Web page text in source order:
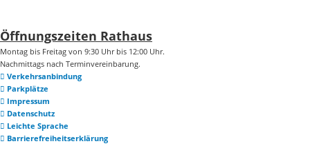
Öffnungszeiten Rathaus
Montag bis Freitag von 9:30 Uhr bis 12:00 Uhr.
Nachmittags nach Terminvereinbarung.
Verkehrsanbindung
Parkplätze
Impressum
Datenschutz
Leichte Sprache
Barrierefreiheitserklärung